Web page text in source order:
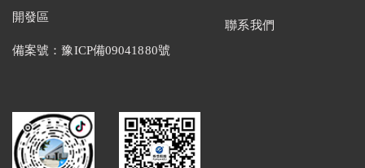
開發區
備案號：豫ICP備09041880號
聯系我們